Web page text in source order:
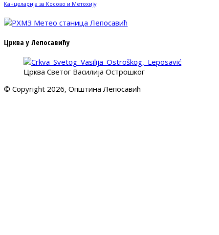
Канцеларија за Косово и Метохију
Црква у Лепосавићу
Црква Светог Василија Острошког
© Copyright 2026, Општина Лепосавић